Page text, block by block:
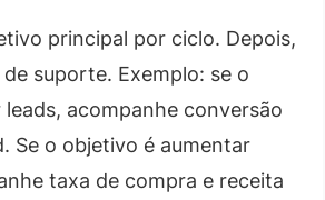
principal por ciclo. Depois,
suporte. Exemplo: se o
acompanhe conversão
Se o objetivo é aumentar
taxa de compra e receita